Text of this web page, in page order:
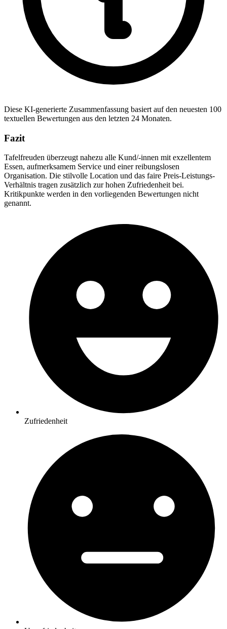
Diese KI-generierte Zusammenfassung basiert auf den neuesten 100
textuellen Bewertungen aus den letzten 24 Monaten.
Fazit
Tafelfreuden überzeugt nahezu alle Kund/-innen mit exzellentem
Essen, aufmerksamem Service und einer reibungslosen
Organisation. Die stilvolle Location und das faire Preis-Leistungs-
Verhältnis tragen zusätzlich zur hohen Zufriedenheit bei.
Kritikpunkte werden in den vorliegenden Bewertungen nicht
genannt.
Zufriedenheit